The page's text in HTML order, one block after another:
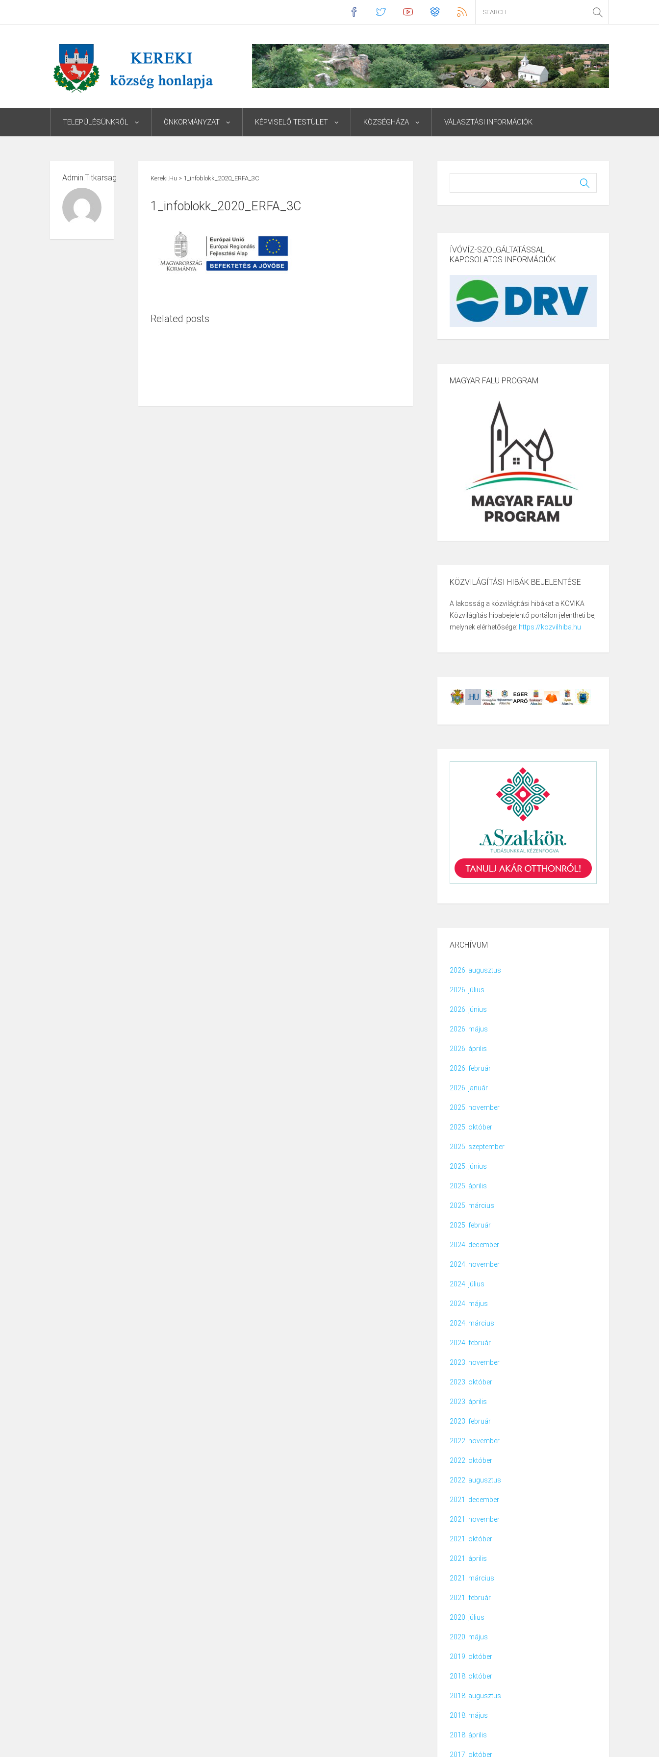
TELEPÜLÉSÜNKRŐL ÖNKORMÁNYZAT KÉPVISELŐ TESTÜLET KÖZSÉGHÁZA VÁLASZTÁSI INFORMÁCIÓK
Admin.titkarsag Kereki.hu > 1_infoblokk_2020_ERFA_3C
1_infoblokk_2020_ERFA_3C
Related posts
ÍVÓVÍZ-SZOLGÁLTATÁSSAL
KAPCSOLATOS INFORMÁCIÓK
MAGYAR FALU PROGRAM
KÖZVILÁGÍTÁSI HIBÁK BEJELENTÉSE
A lakosság a közvilágítási hibákat a KOVIKA
Közvilágítás hibabejelentő portálon jelentheti be,
melynek elérhetősége: https://kozvilhiba.hu
ARCHÍVUM
2026. augusztus
2026. július
2026. június
2026. május
2026. április
2026. február
2026. január
2025. november
2025. október
2025. szeptember
2025. június
2025. április
2025. március
2025. február
2024. december
2024. november
2024. július
2024. május
2024. március
2024. február
2023. november
2023. október
2023. április
2023. február
2022. november
2022. október
2022. augusztus
2021. december
2021. november
2021. október
2021. április
2021. március
2021. február
2020. július
2020. május
2019. október
2018. október
2018. augusztus
2018. május
2018. április
2017. október